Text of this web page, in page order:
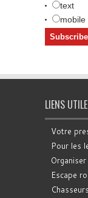
text
mobile
LIENS
Votre
Pour les
Escape